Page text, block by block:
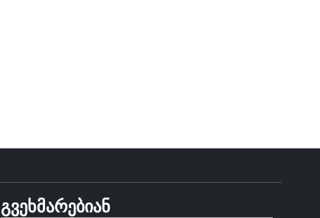
გვეხმარებიან